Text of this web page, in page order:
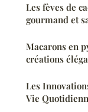
Les fèves de
gourmand et
Macarons en
créations
Les
Vie